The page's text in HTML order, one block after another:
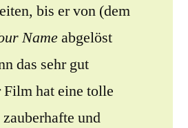
bis er von (dem
Nameabgelöst
das sehr gut
Film hat eine tolle
und